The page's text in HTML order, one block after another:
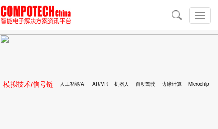
切
换
导
导
航
模拟技术/信号链 人工智能/AI AR/VR 机器人 自动驾驶 边缘计算 Microchip